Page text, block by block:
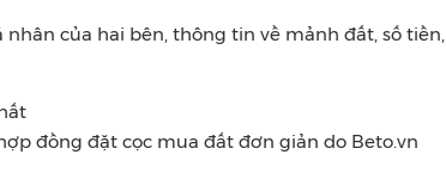
của hai bên, thông tin về mảnh đất, số tiền,
đồng đặt cọc mua đất đơn giản do Beto.vn